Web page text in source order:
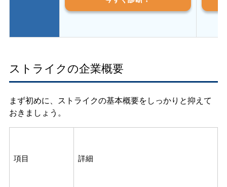
ストライクの企業概要
まず初めに、ストライクの基本概要をしっかりと抑えて
おきましょう。
項目 詳細